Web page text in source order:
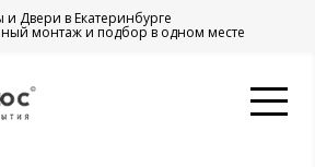
и Двери в Екатеринбурге
монтаж и подбор в одном месте